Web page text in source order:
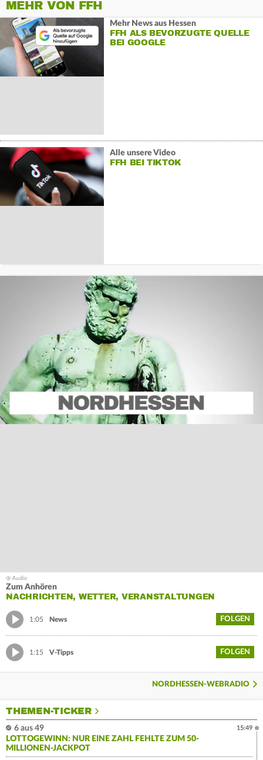
MEHR VON FFH
Mehr News aus Hessen
FFH ALS BEVORZUGTE QUELLE
BEI GOOGLE
Alle unsere Video
FFH BEI TIKTOK
Zum Anhören
NACHRICHTEN, WETTER, VERANSTALTUNGEN
1:05 News FOLGEN
1:15 V-Tipps FOLGEN
NORDHESSEN-WEBRADIO
THEMEN-TICKER
6 aus 49
LOTTOGEWINN: NUR EINE ZAHL FEHLTE ZUM 50-
MILLIONEN-JACKPOT
15:49